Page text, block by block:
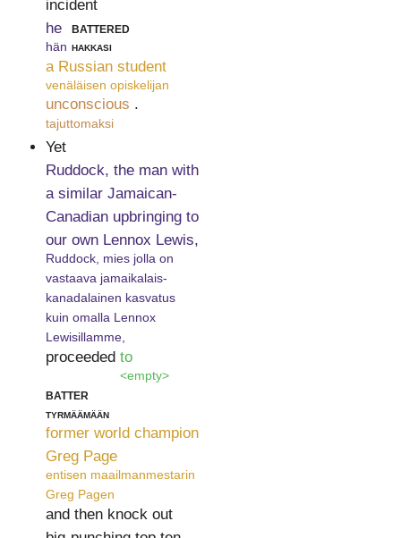
incident
he
hän
battered
hakkasi
a Russian student
venäläisen opiskelijan
unconscious
tajuttomaksi
.
Yet
Ruddock, the man with
a similar Jamaican-
Canadian upbringing to
our own Lennox Lewis,
Ruddock, mies jolla on
vastaava jamaikalais-
kanadalainen kasvatus
kuin omalla Lennox
Lewisillamme,
proceeded to
<empty>
batter
tyrmäämään
former world champion
Greg Page
entisen maailmanmestarin
Greg Pagen
and then knock out